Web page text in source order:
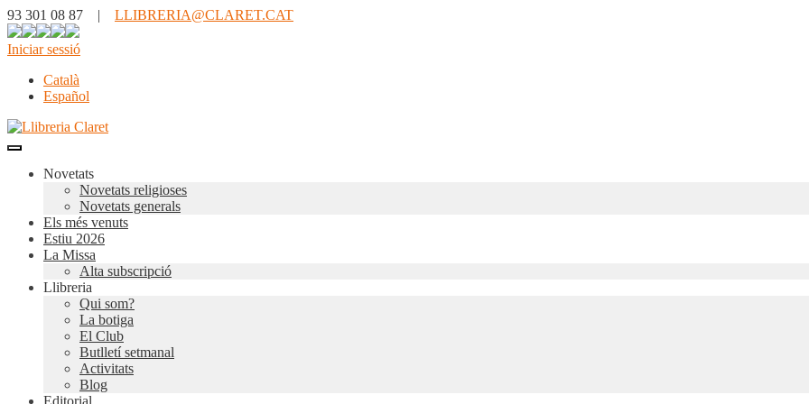
93 301 08 87 | LLIBRERIA@CLARET.CAT
Iniciar sessió
Català
Español
Novetats
Novetats religioses
Novetats generals
Els més venuts
Estiu 2026
La Missa
Alta subscripció
Llibreria
Qui som?
La botiga
El Club
Butlletí setmanal
Activitats
Blog
Editorial